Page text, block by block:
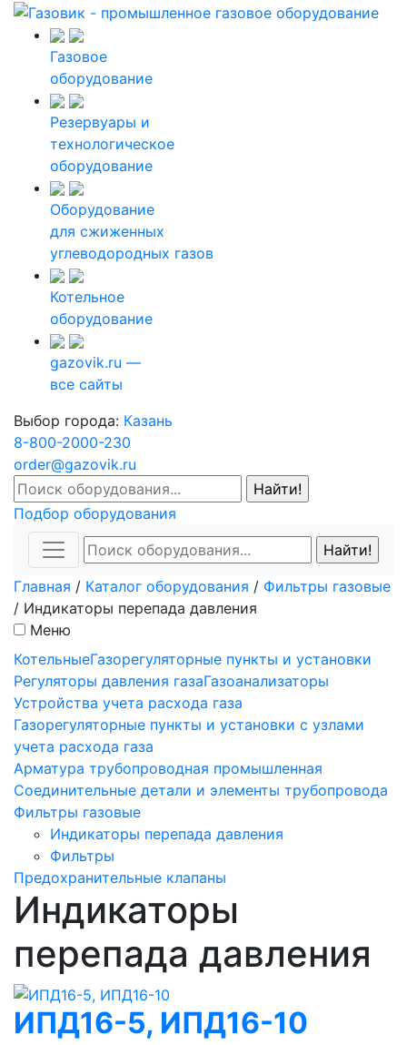
Газовое
оборудование
Резервуары и
технологическое
оборудование
Оборудование
для сжиженных
углеводородных газов
Котельное
оборудование
gazovik.ru —
все сайты
Выбор города: Казань
8-800-2000-230
order@gazovik.ru
Подбор оборудования
Главная / Каталог оборудования / Фильтры газовые
/ Индикаторы перепада давления
Меню
КотельныеГазорегуляторные пункты и установки
Регуляторы давления газаГазоанализаторы
Устройства учета расхода газа
Газорегуляторные пункты и установки с узлами
учета расхода газа
Арматура трубопроводная промышленная
Соединительные детали и элементы трубопровода
Фильтры газовые
Индикаторы перепада давления
Фильтры
Предохранительные клапаны
Индикаторы
перепада давления
ИПД16-5, ИПД16-10